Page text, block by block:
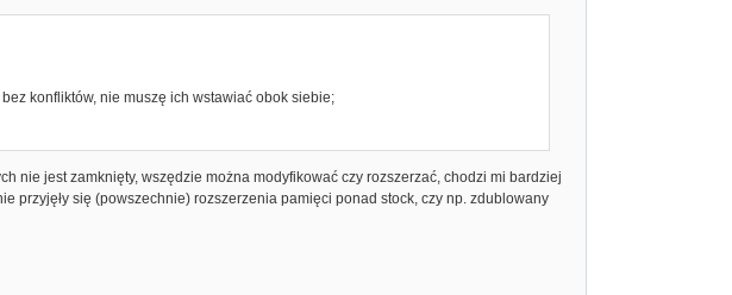
konfliktów, nie muszę ich wstawiać obok siebie;
nie jest zamknięty, wszędzie można modyfikować czy rozszerzać, chodzi mi bardziej
przyjęły się (powszechnie) rozszerzenia pamięci ponad stock, czy np. zdublowany